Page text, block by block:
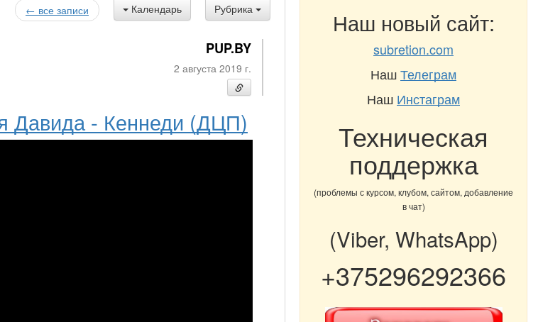
Рубрика
Календарь
← все записи
PUP.BY
2 августа 2019 г.
Давида - Кеннеди (ДЦП)
Наш новый сайт:
subretion.com
НашТелеграм
Наш Инстаграм
Техническая
поддержка
(проблемы с курсом, клубом, сайтом, добавление
в чат)
(Viber, WhatsApp)
+375296292366